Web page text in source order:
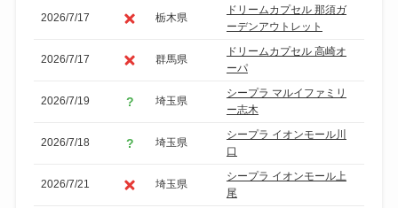
2026/7/17 栃木県
ドリームカプセル 那須ガ
ーデンアウトレット
2026/7/17 群馬県
ドリームカプセル 高崎オ
ーパ
2026/7/19 埼玉県
シープラ マルイファミリ
ー志木
2026/7/18 埼玉県
シープラ イオンモール川
口
2026/7/21 埼玉県
シープラ イオンモール上
尾